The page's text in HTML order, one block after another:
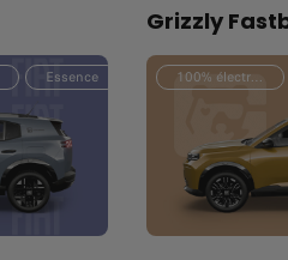
Essence
Grizzly
100% électrique